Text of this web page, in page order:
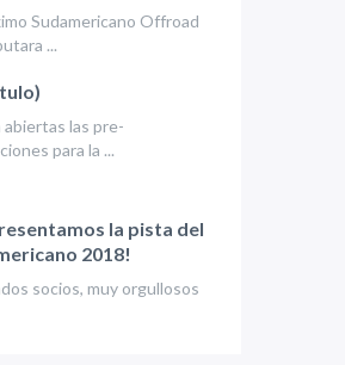
Sudamericano Offroad
...
abiertas las pre-
para la ...
la pista del
2018!
socios, muy orgullosos